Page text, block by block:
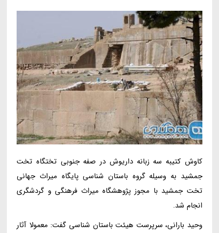
کاوش کتیبه سه زبانه داریوش در صفه جنوبی تختگاه تخت
جمشید به وسیله گروه باستان شناسی پایگاه میراث جهانی
تخت جمشید با مجوز پژوهشگاه میراث فرهنگی و گردشگری
انجام شد.
وحید بارانی، سرپرست هیئت باستان شناسی گفت: معمولا آثار